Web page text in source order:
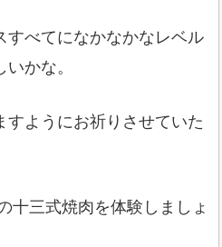
すべてになかなかなレベル
かな。
ようにお祈りさせていた
十三式焼肉を体験しましょ